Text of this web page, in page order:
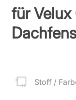
für Velux
Stoff /